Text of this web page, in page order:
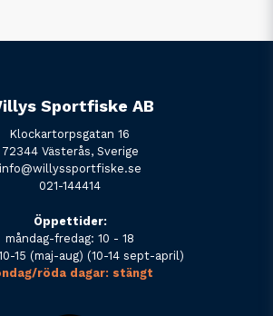
Sportfiske AB
Klockartorpsgatan 16
72344 Västerås, Sverige
info@willyssportfiske.se
021-144414
Öppettider:
måndag-fredag: 10 - 18
15 (maj-aug) (10-14 sept-april)
röda dagar: stängt